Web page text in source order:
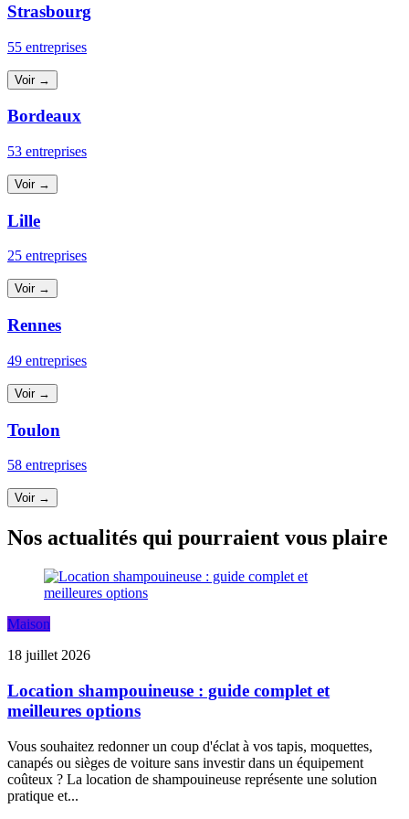
Strasbourg
55 entreprises
Voir →
Bordeaux
53 entreprises
Voir →
Lille
25 entreprises
Voir →
Rennes
49 entreprises
Voir →
Toulon
58 entreprises
Voir →
Nos actualités qui pourraient vous plaire
Maison
18 juillet 2026
Location shampouineuse : guide complet et
meilleures options
Vous souhaitez redonner un coup d'éclat à vos tapis, moquettes,
canapés ou sièges de voiture sans investir dans un équipement
coûteux ? La location de shampouineuse représente une solution
pratique et...